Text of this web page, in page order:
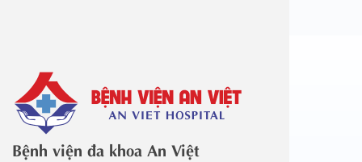
Bệnh viện đa khoa An Việt